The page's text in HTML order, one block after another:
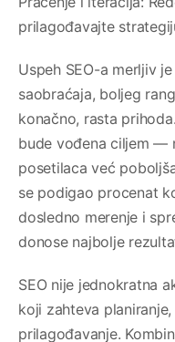
prilagođavajte
Uspeh SEO-a merljiv
saobraćaja, boljeg
konačno, rasta
bude vođena ciljem —
posetilaca već
se podigao procenat
dosledno merenje i
donose najbolje
SEO nije jednokratna
koji zahteva
prilagođavanje.